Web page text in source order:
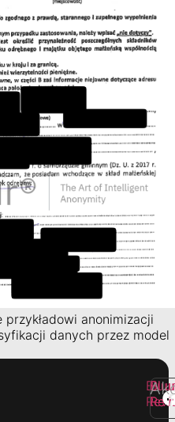
anonimizacji
danych przez model
Bluur